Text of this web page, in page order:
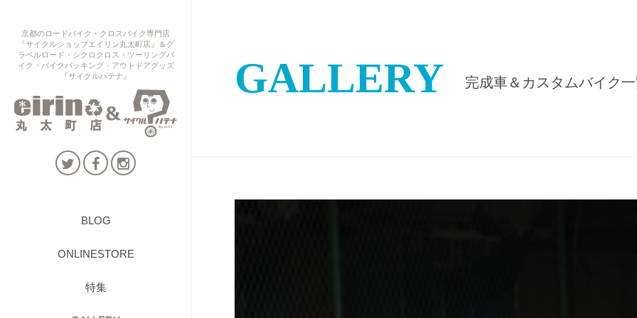
京都のロードバイク・クロスバイク専門店
『サイクルショップエイリン丸太町店』＆グ
ラベルロード・シクロクロス・ツーリングバ
イク・バイクパッキング・アウトドアグッズ
『サイクルハテナ』
BLOG
ONLINESTORE
特集
GALLERY 完成車＆カスタムバイク